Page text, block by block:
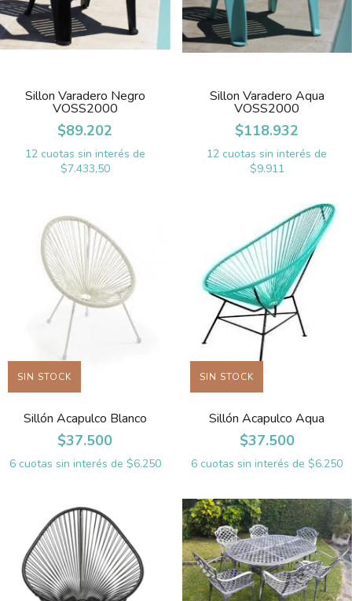
Sillon Varadero Negro
VOSS2000
$89.202
12 cuotas sin interés de
$7.433,50
Sillon Varadero Aqua
VOSS2000
$118.932
12 cuotas sin interés de
$9.911
SIN STOCK
Sillón Acapulco Blanco
$37.500
6 cuotas sin interés de $6.250
SIN STOCK
Sillón Acapulco Aqua
$37.500
6 cuotas sin interés de$6.250